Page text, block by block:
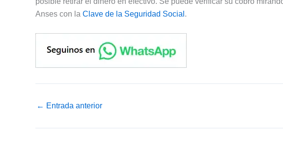
Anses con la Clave de la Seguridad Social .
← Entrada anterior